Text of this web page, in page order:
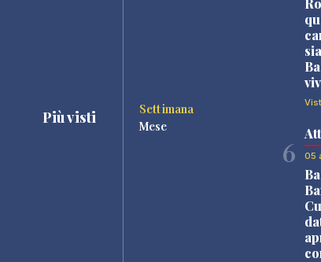
Più visti
Settimana
Mese
6 05